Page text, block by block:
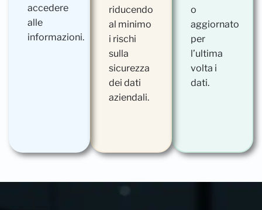
accedere
alle
informazioni.
riducendo
al minimo
i rischi
sulla
sicurezza
dei dati
aziendali.
o
aggiornato
per
l’ultima
volta i
dati.